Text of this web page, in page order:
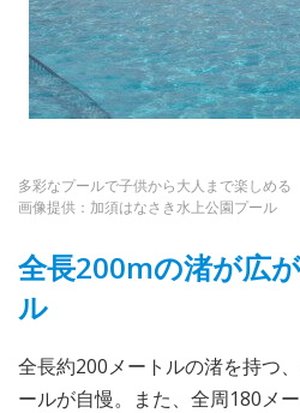
多彩なプールで子供から大人まで楽しめる
画像提供：加須はなさき水上公園プール
全長200mの渚が広
ル
全長約200メートルの渚を持つ
ールが自慢。また、全周180メ